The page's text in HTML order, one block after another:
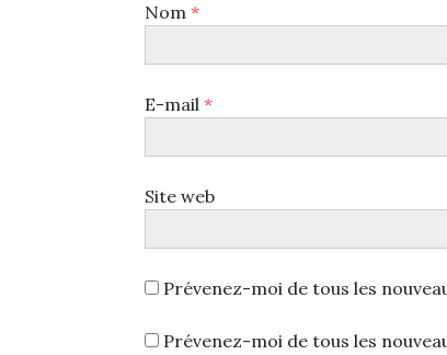
Nom *
E-mail *
Site web
Prévenez-moi de tous les
Prévenez-moi de tous les